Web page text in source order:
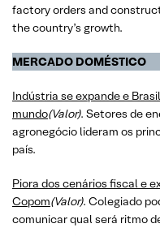
factory orders and
the country’s growth.
MERCADO DOMÉSTICO
Indústria se expande e
mundo(Valor). Setores de
agronegócio lideram os
país.
Piora dos cenários fiscal e
Copom(Valor). Colegiado
comunicar qual será ritmo